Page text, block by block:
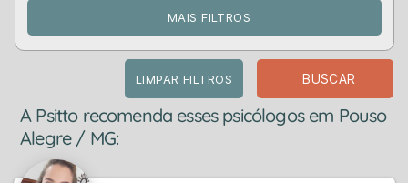
MAIS FILTROS
LIMPAR FILTROS BUSCAR
A Psitto recomenda esses psicólogos em Pouso
Alegre / MG: